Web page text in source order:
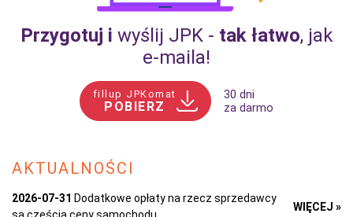
Przygotuj i wyślij JPK - tak łatwo, jak
e‑maila!
fillup JPKomat
POBIERZ
30 dni
za darmo
AKTUALNOŚCI
2026-07-31 Dodatkowe opłaty na rzecz sprzedawcy
WIĘCEJ »